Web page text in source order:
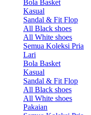
Bola Basket
Kasual
Sandal & Fit Flop
All Black shoes
All White shoes
Semua Koleksi Pria
Lari
Bola Basket
Kasual
Sandal & Fit Flop
All Black shoes
All White shoes
Pakaian